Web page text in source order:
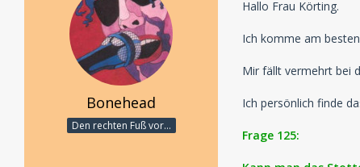
Bonehead
Den rechten Fuß vor...
Hallo Frau Körting.
Ich komme am
Mir fällt vermehrt bei
Ich persönlich finde
Frage 125: